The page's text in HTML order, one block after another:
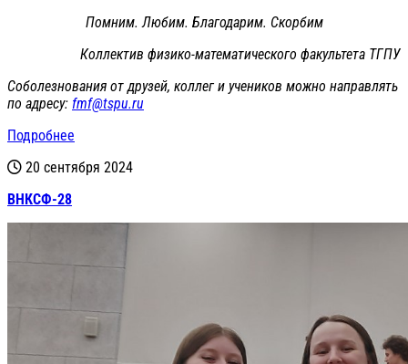
Помним. Любим. Благодарим. Скорбим
Коллектив физико-математического факультета ТГПУ
Соболезнования от друзей, коллег и учеников можно направлять
по адресу: fmf@tspu.ru
Подробнее
20 сентября 2024
ВНКСФ-28